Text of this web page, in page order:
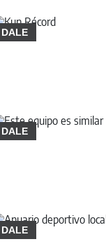
DALE
DALE
DALE